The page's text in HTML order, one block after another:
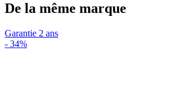
De la même marque
Garantie 2 ans
- 34%